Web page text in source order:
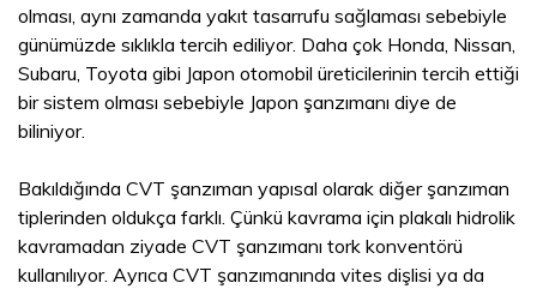
olması, aynı zamanda yakıt tasarrufu sağlaması sebebiyle
günümüzde sıklıkla tercih ediliyor. Daha çok Honda, Nissan,
Subaru, Toyota gibi Japon otomobil üreticilerinin tercih ettiği
bir sistem olması sebebiyle Japon şanzımanı diye de
biliniyor.
Bakıldığında CVT şanzıman yapısal olarak diğer şanzıman
tiplerinden oldukça farklı. Çünkü kavrama için plakalı hidrolik
kavramadan ziyade CVT şanzımanı tork konventörü
kullanılıyor. Ayrıca CVT şanzımanında vites dişlisi ya da